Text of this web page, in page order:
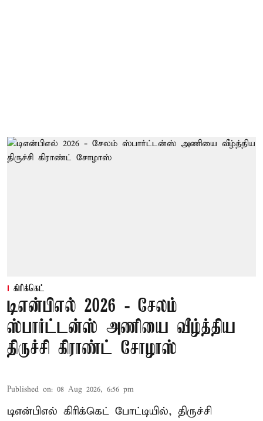
கிரிக்கெட்
டிஎன்பிஎல் 2026 - சேலம்
ஸ்பார்ட்டன்ஸ் அணியை வீழ்த்திய
திருச்சி கிராண்ட் சோழாஸ்
Published on: 08 Aug 2026, 6:56 pm
டிஎன்பிஎல் கிரிக்கெட் போட்டியில், திருச்சி